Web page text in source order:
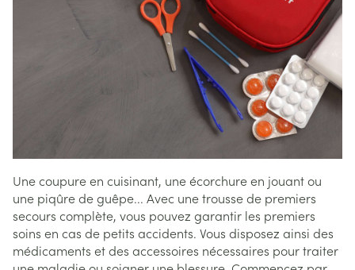
Une coupure en cuisinant, une écorchure en jouant ou
une piqûre de guêpe... Avec une trousse de premiers
secours complète, vous pouvez garantir les premiers
soins en cas de petits accidents. Vous disposez ainsi des
médicaments et des accessoires nécessaires pour traiter